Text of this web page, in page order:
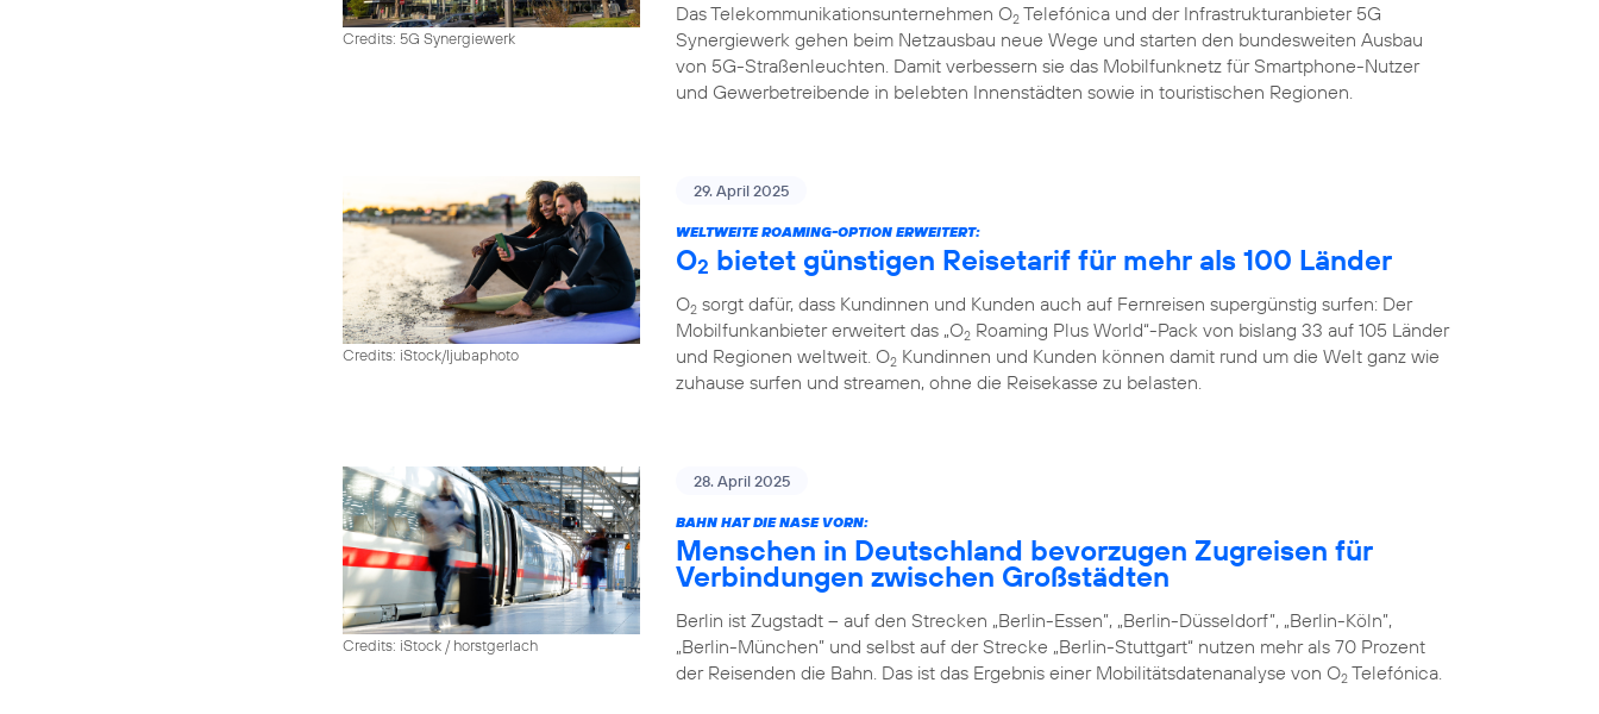
Credits: 5G Synergiewerk
Das Telekommunikationsunternehmen O2 Telefónica und der Infrastrukturanbieter 5G
Synergiewerk gehen beim Netzausbau neue Wege und starten den bundesweiten Ausbau
von 5G-Straßenleuchten. Damit verbessern sie das Mobilfunknetz für Smartphone-Nutzer
und Gewerbetreibende in belebten Innenstädten sowie in touristischen Regionen.
Credits: iStock/ljubaphoto
29. April 2025
WELTWEITE ROAMING-OPTION ERWEITERT:
O2 bietet günstigen Reisetarif für mehr als 100 Länder
O2 sorgt dafür, dass Kundinnen und Kunden auch auf Fernreisen supergünstig surfen: Der
Mobilfunkanbieter erweitert das „O2 Roaming Plus World“-Pack von bislang 33 auf 105 Länder
und Regionen weltweit. O2 Kundinnen und Kunden können damit rund um die Welt ganz wie
zuhause surfen und streamen, ohne die Reisekasse zu belasten.
Credits: iStock / horstgerlach
28. April 2025
BAHN HAT DIE NASE VORN:
Menschen in Deutschland bevorzugen Zugreisen für
Verbindungen zwischen Großstädten
Berlin ist Zugstadt – auf den Strecken „Berlin-Essen”, „Berlin-Düsseldorf”, „Berlin-Köln”,
„Berlin-München” und selbst auf der Strecke „Berlin-Stuttgart“ nutzen mehr als 70 Prozent
der Reisenden die Bahn. Das ist das Ergebnis einer Mobilitätsdatenanalyse von O2 Telefónica.